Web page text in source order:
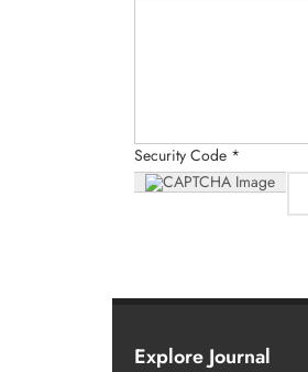
Security Code *
Explore Journal